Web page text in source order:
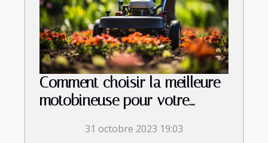
Comment choisir la meilleure
motobineuse pour votre
31 octobre 2023 19:03